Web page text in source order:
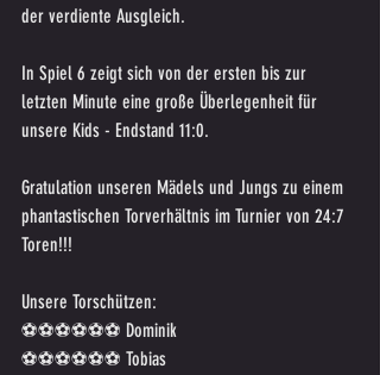
der verdiente Ausgleich.
In Spiel 6 zeigt sich von der ersten bis zur
letzten Minute eine große Überlegenheit für
unsere Kids - Endstand 11:0.
Gratulation unseren Mädels und Jungs zu einem
phantastischen Torverhältnis im Turnier von 24:7
Toren!!!
Unsere Torschützen:
⚽️⚽️⚽️⚽️⚽️⚽️ Dominik
⚽️⚽️⚽️⚽️⚽️⚽️ Tobias